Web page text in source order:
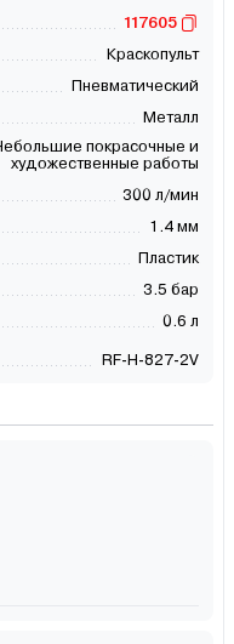
117605
Краскопульт
Пневматический
Металл
покрасочные и
художественные работы
300 л/мин
1.4 мм
Пластик
3.5 бар
0.6 л
RF-H-827-2V